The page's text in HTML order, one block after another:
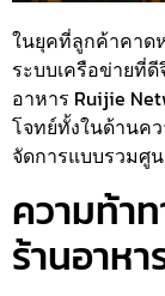
ในยุคที่ลูกค้าคาด
ระบบเครือข่ายที่
อาหาร Ruijie
โจทย์ทั้งในด้านค
จัดการแบบรวมศู
ความท้า
ร้านอาหา